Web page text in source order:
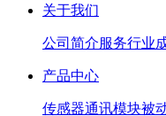
关于我们
公司简介服务行业
产品中心
传感器通讯模块被